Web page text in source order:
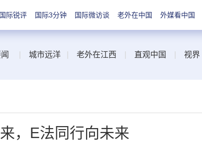
国际锐评 国际3分钟 国际微访谈 老外在中国 外媒看中国
城市远洋 老外在江西 直观中国 视界
，E法同行向未来